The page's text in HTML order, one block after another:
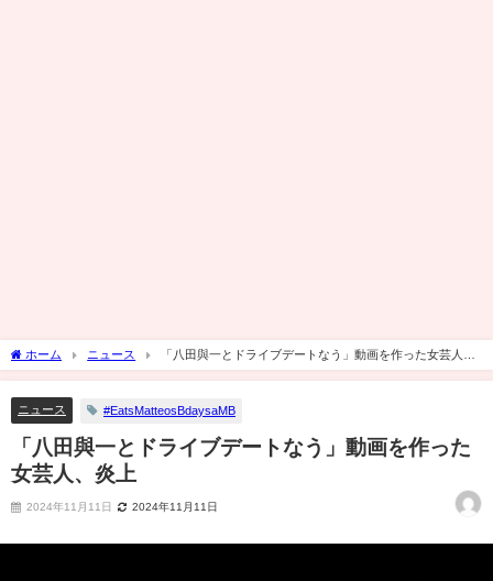
ホーム ニュース
「八田與一とドライブデートなう」動画を作った女芸人、
炎上
ニュース #EatsMatteosBdaysaMB
「八田與一とドライブデートなう」動画を作った
女芸人、炎上
2024年11月11日 2024年11月11日